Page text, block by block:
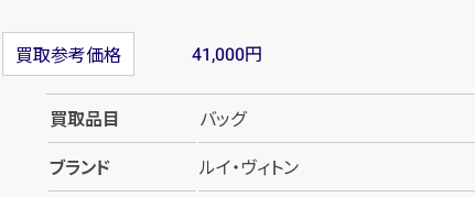
買取参考価格 41,000円
買取品目
バッグ
ブランド
ルイ・ヴィトン